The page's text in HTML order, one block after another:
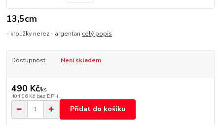
13,5cm
- kroužky nerez - argentan celý popis
Dostupnost Není skladem
490 Kč/ks
404,96 Kč bez DPH
Přidat do košíku